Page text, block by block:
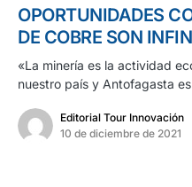
OPORTUNIDADES
DE COBRE SON
«La minería es la actividad
nuestro país y Antofagasta
Editorial Tour Innovación
10 de diciembre de 2021